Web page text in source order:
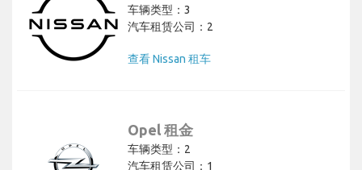
车辆类型：3
汽车租赁公司：2
查看 Nissan 租车
Opel 租金
车辆类型：2
汽车租赁公司：1